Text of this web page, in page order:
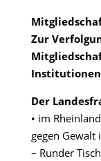
Zur
Der
• im
gegen Gewalt
– Runder Tisch